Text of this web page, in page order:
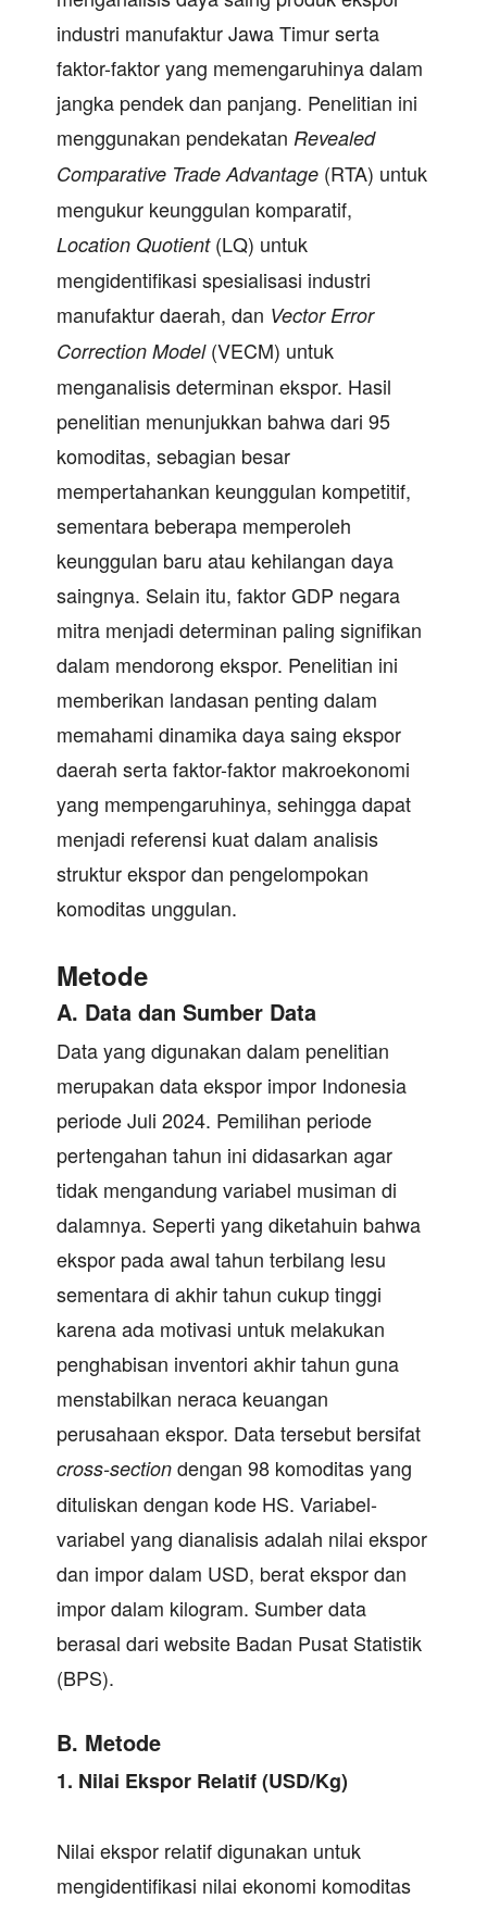
industri manufaktur Jawa Timur serta
faktor-faktor yang memengaruhinya dalam
jangka pendek dan panjang. Penelitian ini
menggunakan pendekatan Revealed
Comparative Trade Advantage (RTA) untuk
mengukur keunggulan komparatif,
Location Quotient(LQ) untuk
mengidentifikasi spesialisasi industri
manufaktur daerah, dan Vector Error
Correction Model (VECM) untuk
menganalisis determinan ekspor. Hasil
penelitian menunjukkan bahwa dari 95
komoditas, sebagian besar
mempertahankan keunggulan kompetitif,
sementara beberapa memperoleh
keunggulan baru atau kehilangan daya
saingnya. Selain itu, faktor GDP negara
mitra menjadi determinan paling signifikan
dalam mendorong ekspor. Penelitian ini
memberikan landasan penting dalam
memahami dinamika daya saing ekspor
daerah serta faktor-faktor makroekonomi
yang mempengaruhinya, sehingga dapat
menjadi referensi kuat dalam analisis
struktur ekspor dan pengelompokan
komoditas unggulan.
Metode
A. Data dan Sumber Data
Data yang digunakan dalam penelitian
merupakan data ekspor impor Indonesia
periode Juli 2024. Pemilihan periode
pertengahan tahun ini didasarkan agar
tidak mengandung variabel musiman di
dalamnya. Seperti yang diketahuin bahwa
ekspor pada awal tahun terbilang lesu
sementara di akhir tahun cukup tinggi
karena ada motivasi untuk melakukan
penghabisan inventori akhir tahun guna
menstabilkan neraca keuangan
perusahaan ekspor. Data tersebut bersifat
cross-section dengan 98 komoditas yang
dituliskan dengan kode HS. Variabel-
variabel yang dianalisis adalah nilai ekspor
dan impor dalam USD, berat ekspor dan
impor dalam kilogram. Sumber data
berasal dari website Badan Pusat Statistik
(BPS).
B. Metode
1. Nilai Ekspor Relatif (USD/Kg)
Nilai ekspor relatif digunakan untuk
mengidentifikasi nilai ekonomi komoditas